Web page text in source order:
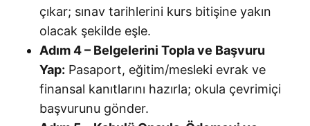
çıkar; sınav tarihlerini kurs bitişine yakın
olacak şekilde eşle.
Adım 4 – Belgelerini Topla ve Başvuru
Yap: Pasaport, eğitim/mesleki evrak ve
finansal kanıtlarını hazırla; okula çevrimiçi
başvurunu gönder.